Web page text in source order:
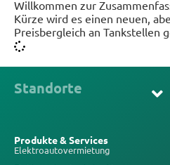
Willkommen zur
Kürze wird es einen neuen,
Preisbergleich an Tankstellen
Standorte
Produkte & Services
Elektroautovermietung